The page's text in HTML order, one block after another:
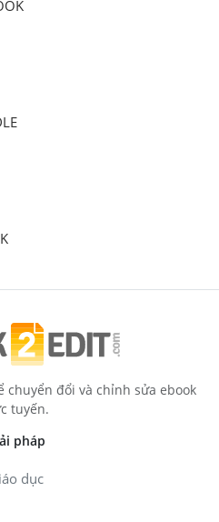
chuyển đổi và chỉnh sửa ebook
tuyến.
pháp
dục